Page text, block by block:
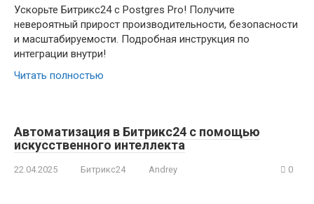
Ускорьте Битрикс24 с Postgres Pro! Получите
невероятный прирост производительности, безопасности
и масштабируемости. Подробная инструкция по
интеграции внутри!
Читать полностью
Автоматизация в Битрикс24 с помощью
искусственного интеллекта
22.04.2025 Битрикс24 Andrey 0